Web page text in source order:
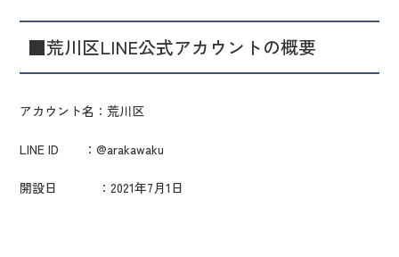
■荒川区LINE公式アカウントの概要
アカウント名：荒川区
LINE ID ：@arakawaku
開設日 ：2021年7月1日